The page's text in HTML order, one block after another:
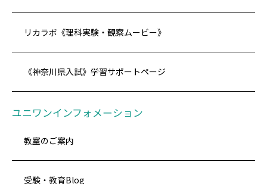
リカラボ《理科実験・観察ムービー》
《神奈川県入試》学習サポートページ
ユニワンインフォメーション
教室のご案内
受験・教育Blog